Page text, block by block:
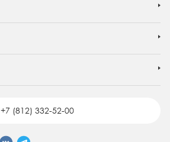
+7 (812) 332-52-00